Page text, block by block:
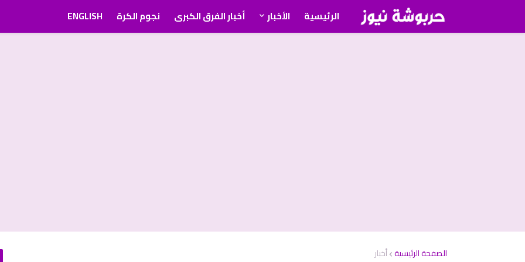
الرئيسية الأخبار أخبار الفرق الكبرى نجوم الكرة ENGLISH
الصفحة الرئيسية أخبار